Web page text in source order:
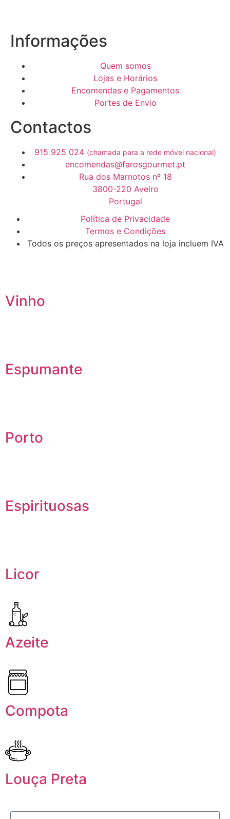
Informações
Quem somos
Lojas e Horários
Encomendas e Pagamentos
Portes de Envio
Contactos
915 925 024 (chamada para a rede móvel nacional)
encomendas@farosgourmet.pt
Rua dos Marnotos nº 18
3800-220 Aveiro
Portugal
Política de Privacidade
Termos e Condições
Todos os preços apresentados na loja incluem IVA
Vinho
Espumante
Porto
Espirituosas
Licor
Azeite
Compota
Louça Preta